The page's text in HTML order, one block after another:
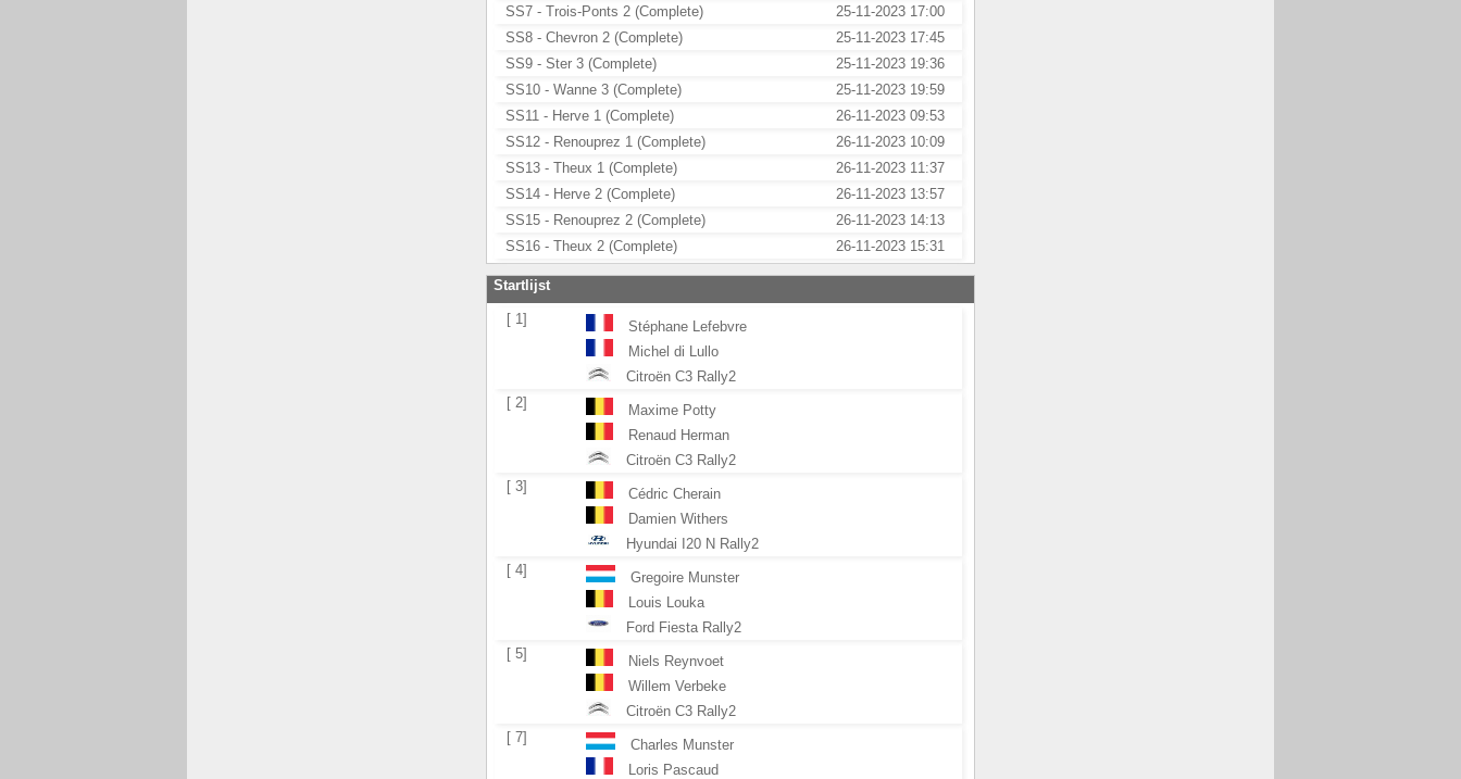
SS7 - Trois-Ponts 2 (Complete)
25-11-2023 17:00
SS8 - Chevron 2 (Complete)
25-11-2023 17:45
SS9 - Ster 3 (Complete)
25-11-2023 19:36
SS10 - Wanne 3 (Complete)
25-11-2023 19:59
SS11 - Herve 1 (Complete)
26-11-2023 09:53
SS12 - Renouprez 1 (Complete)
26-11-2023 10:09
SS13 - Theux 1 (Complete)
26-11-2023 11:37
SS14 - Herve 2 (Complete)
26-11-2023 13:57
SS15 - Renouprez 2 (Complete)
26-11-2023 14:13
SS16 - Theux 2 (Complete)
26-11-2023 15:31
Startlijst
[ 1]
Stéphane Lefebvre
Michel di Lullo
Citroën C3 Rally2
[ 2]
Maxime Potty
Renaud Herman
Citroën C3 Rally2
[ 3]
Cédric Cherain
Damien Withers
Hyundai I20 N Rally2
[ 4]
Gregoire Munster
Louis Louka
Ford Fiesta Rally2
[ 5]
Niels Reynvoet
Willem Verbeke
Citroën C3 Rally2
[ 7]
Charles Munster
Loris Pascaud